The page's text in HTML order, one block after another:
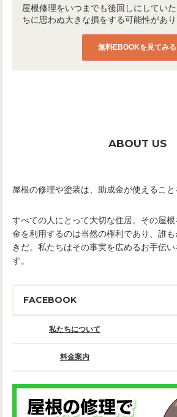
屋根修理をいつまでも後回しにしてい
ちに思わぬ大きな損をする可能性があり
無料EBOOKを見てみる
ABOUT US
屋根の修理や塗装は、助成金が使えること
すべての人にとって大切な住居。その屋
金を利用するのは当然の権利であり、誰
きだ。私たちはその事実を広めるお手伝
す。
FACEBOOK
私たちについて
料金案内